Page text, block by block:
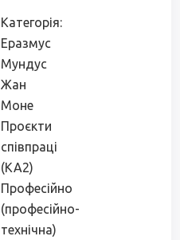
Категорія:
Еразмус
Мундус
Жан
Моне
Проєкти
співпраці
(КА2)
Професійно
(професійно-
технічна)